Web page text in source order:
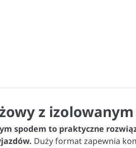
z izolowanym
spodem to praktyczne
Duży format zapewnia